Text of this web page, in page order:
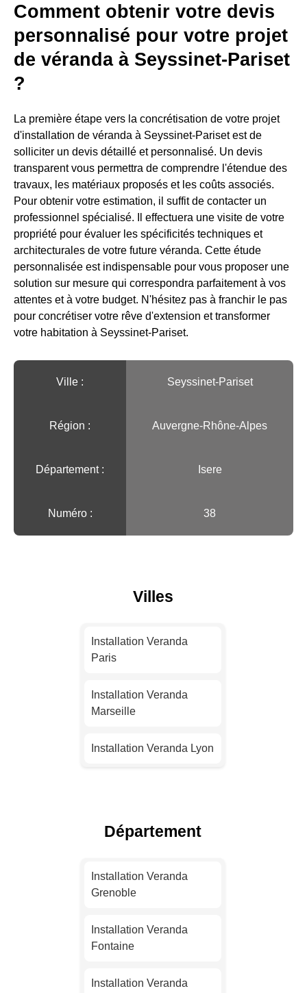
Comment obtenir votre devis
personnalisé pour votre projet
de véranda à Seyssinet-Pariset
?
La première étape vers la concrétisation de votre projet
d'installation de véranda à Seyssinet-Pariset est de
solliciter un devis détaillé et personnalisé. Un devis
transparent vous permettra de comprendre l'étendue des
travaux, les matériaux proposés et les coûts associés.
Pour obtenir votre estimation, il suffit de contacter un
professionnel spécialisé. Il effectuera une visite de votre
propriété pour évaluer les spécificités techniques et
architecturales de votre future véranda. Cette étude
personnalisée est indispensable pour vous proposer une
solution sur mesure qui correspondra parfaitement à vos
attentes et à votre budget. N'hésitez pas à franchir le pas
pour concrétiser votre rêve d'extension et transformer
votre habitation à Seyssinet-Pariset.
Ville :️ Seyssinet-Pariset
Région :️ Auvergne-Rhône-Alpes
Département : Isere
Numéro : 38
Villes
Installation Veranda
Paris
Installation Veranda
Marseille
Installation Veranda Lyon
Installation Veranda Nice
Installation Veranda
Nantes
Installation Veranda
Strasbourg
Installation Veranda
Département
Installation Veranda
Grenoble
Installation Veranda
Fontaine
Installation Veranda